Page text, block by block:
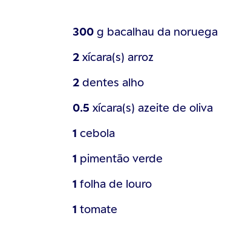
300 g bacalhau da noruega
2 xícara(s) arroz
2 dentes alho
0.5 xícara(s) azeite de oliva
1 cebola
1 pimentão verde
1 folha de louro
1 tomate